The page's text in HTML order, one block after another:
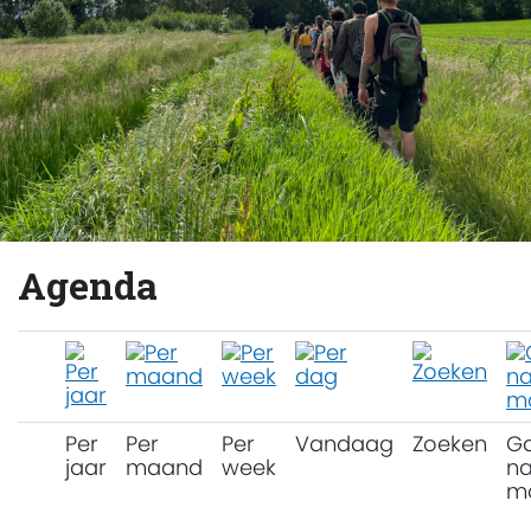
Agenda
Per
jaar
Per
maand
Per
week
Vandaag Zoeken